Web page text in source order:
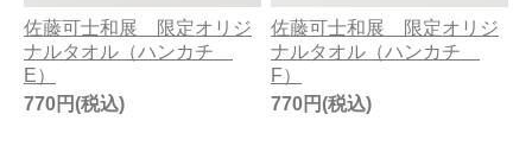
佐藤可士和展 限定オリジ
ナルタオル（ハンカチ
E）
770円(税込)
佐藤可士和展 限定オリジ
ナルタオル（ハンカチ
F）
770円(税込)